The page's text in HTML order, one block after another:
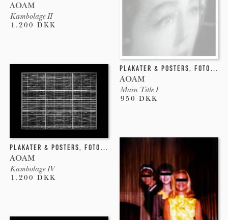
AOAM
Kambolage II
1.200 DKK
PLAKATER & POSTERS, FOTOGRAFI
AOAM
Main Title I
950 DKK
PLAKATER & POSTERS, FOTOGRAFI NEW-MEDIA
AOAM
Kambolage IV
1.200 DKK